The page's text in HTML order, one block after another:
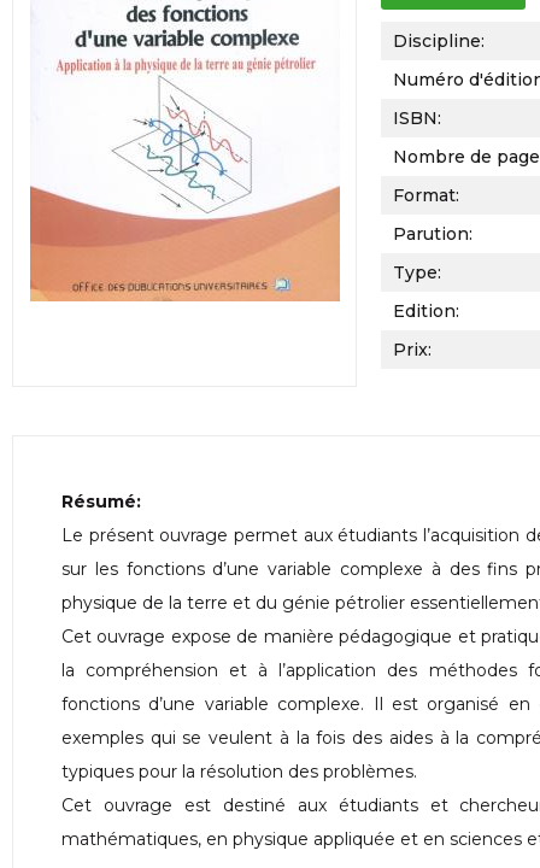
Discipline:
Numéro
ISBN:
Nombre de
Format:
Parution:
Type:
Edition:
Prix:
Résumé:
Le présent ouvrage permet aux étudiants l’acquisition
sur les fonctions d’une variable complexe à des fins
physique de la terre et du génie pétrolier
Cet ouvrage expose de manière pédagogique et
la compréhension et à l’application des méthodes
fonctions d’une variable complexe. Il est organisé
exemples qui se veulent à la fois des aides à la
typiques pour la résolution des problèmes.
Cet ouvrage est destiné aux étudiants et
mathématiques, en physique appliquée et en sciences